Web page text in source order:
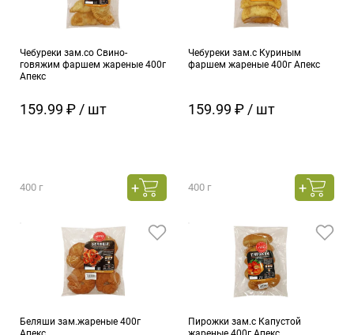
Чебуреки зам.со Свино-
говяжим фаршем жареные 400г
Апекс
159.99 ₽ / шт
400 г
Чебуреки зам.с Куриным
фаршем жареные 400г Апекс
159.99 ₽ / шт
400 г
Беляши зам.жареные 400г
Пирожки зам.с Капустой